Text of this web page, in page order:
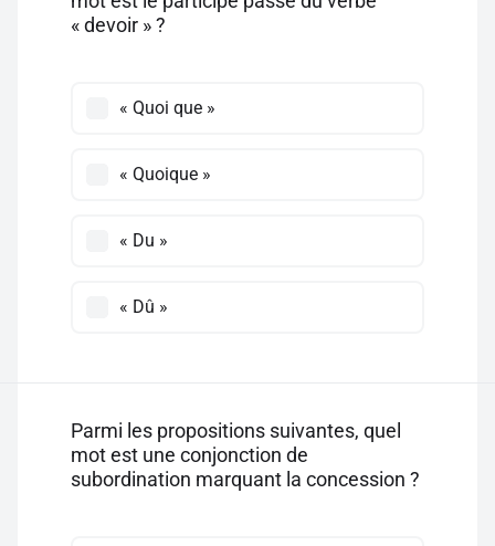
« devoir » ?
« Quoi que »
« Quoique »
« Du »
« Dû »
Parmi les propositions suivantes, quel
mot est une conjonction de
subordination marquant la concession ?